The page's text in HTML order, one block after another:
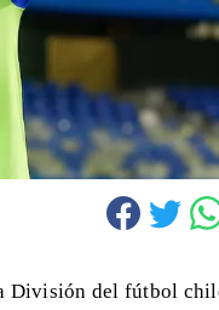
División del fútbol